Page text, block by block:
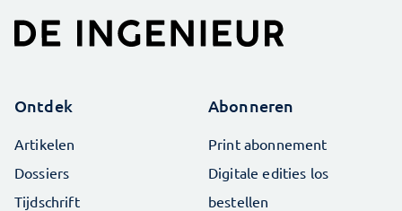
Ontdek
Artikelen
Dossiers
Tijdschrift
Abonneren
Print abonnement
Digitale edities los
bestellen